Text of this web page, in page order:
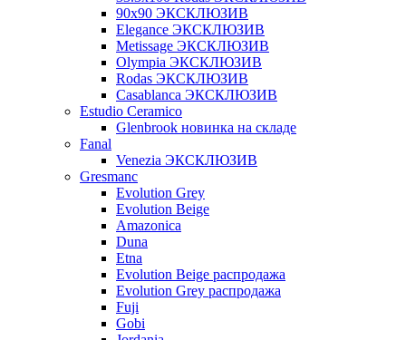
90x90 ЭКСКЛЮЗИВ
Elegance ЭКСКЛЮЗИВ
Metissage ЭКСКЛЮЗИВ
Olympia ЭКСКЛЮЗИВ
Rodas ЭКСКЛЮЗИВ
Сasablanca ЭКСКЛЮЗИВ
Estudio Ceramico
Glenbrook новинка на складе
Fanal
Venezia ЭКСКЛЮЗИВ
Gresmanc
Evolution Grey
Evolution Beige
Amazonica
Duna
Etna
Evolution Beige распродажа
Evolution Grey распродажа
Fuji
Gobi